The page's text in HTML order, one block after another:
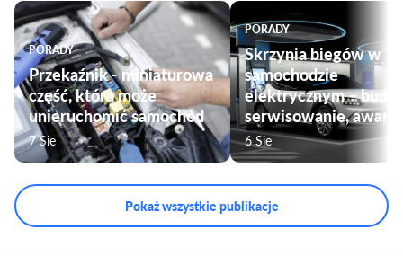
rodziny.
PORADY
Przekaźnik - miniaturowa
część, która może
unieruchomić samochód
7 Sie
PORADY
Skrzynia biegów w
samochodzie
elektrycznym –
serwisowanie, awarie
6 Sie
Pokaż wszystkie publikacje